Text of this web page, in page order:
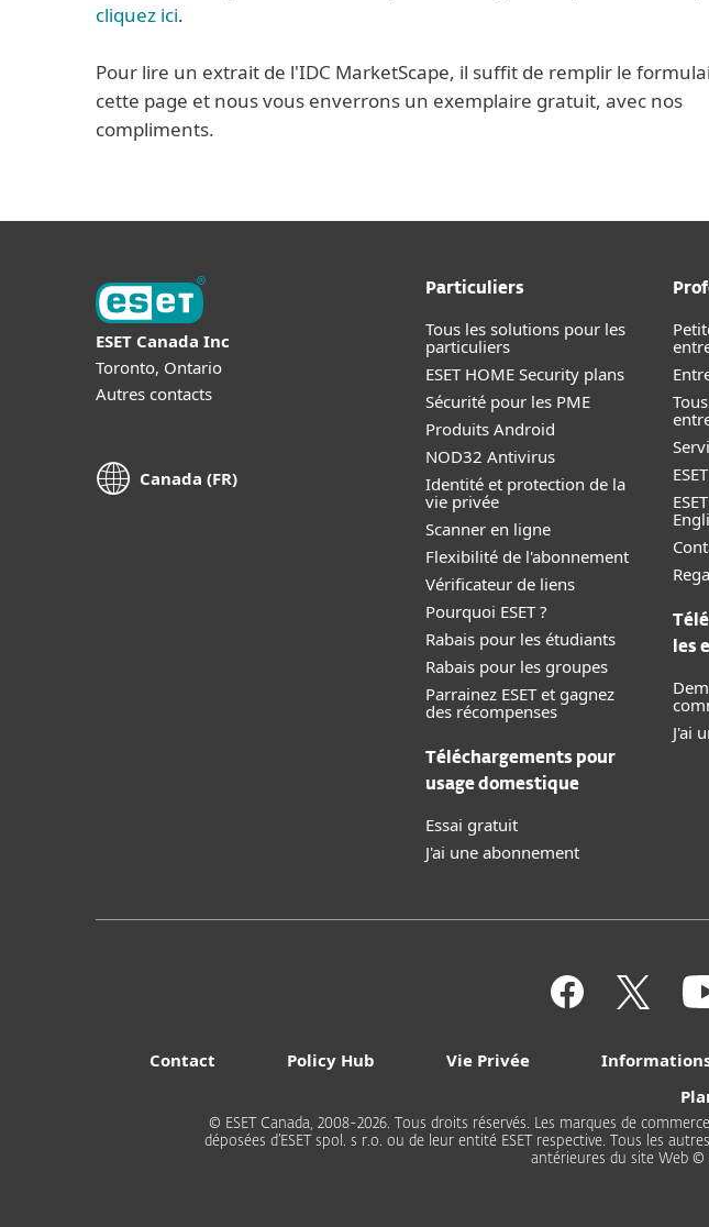
cliquez ici.
Pour lire un extrait de l'IDC MarketScape, il suffit de remplir le
cette page et nous vous enverrons un exemplaire gratuit, avec nos
compliments.
ESET Canada Inc
Toronto, Ontario
Autres contacts
Canada (FR)
Particuliers
Tous les solutions pour les
particuliers
ESET HOME Security plans
Sécurité pour les PME
Produits Android
NOD32 Antivirus
Identité et protection de la
vie privée
Scanner en ligne
Flexibilité de l'abonnement
Vérificateur de liens
Pourquoi ESET ?
Rabais pour les étudiants
Rabais pour les groupes
Parrainez ESET et gagnez
des récompenses
Téléchargements pour
usage domestique
Essai gratuit
J'ai une abonnement
les
J'ai
Contact Policy Hub Vie Privée
© ESET Canada, 2008-2026. Tous droits réservés. Les marques de
déposées d’ESET spol. s r.o. ou de leur entité ESET respective. Tous les
antérieures du site Web ©